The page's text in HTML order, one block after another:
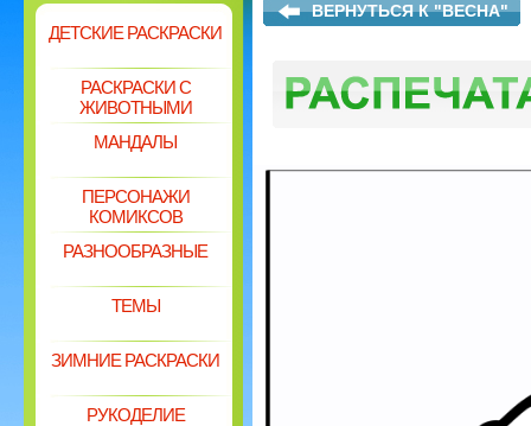
ДЕТСКИЕ РАСКРАСКИ
РАСКРАСКИ С
ЖИВОТНЫМИ
МАНДАЛЫ
ПЕРСОНАЖИ
КОМИКСОВ
РАЗНООБРАЗНЫЕ
ТЕМЫ
ЗИМНИЕ РАСКРАСКИ
РУКОДЕЛИЕ
ВЕРНУТЬСЯ К "ВЕСНА"